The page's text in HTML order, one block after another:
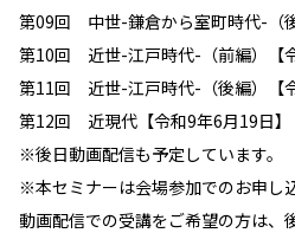
第09回 中世-鎌倉から室町時代-（
第10回 近世-江戸時代-（前編）【
第11回 近世-江戸時代-（後編）【
第12回 近現代【令和9年6月19日】
※後日動画配信も予定しています。
※本セミナーは会場参加でのお申し
動画配信での受講をご希望の方は、